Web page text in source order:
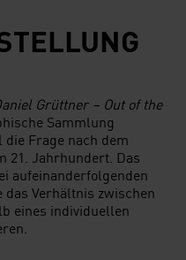
Grüttner – Out of the
Sammlung
Frage nach dem
21. Jahrhundert. Das
aufeinanderfolgenden
Verhältnis zwischen
eines individuellen